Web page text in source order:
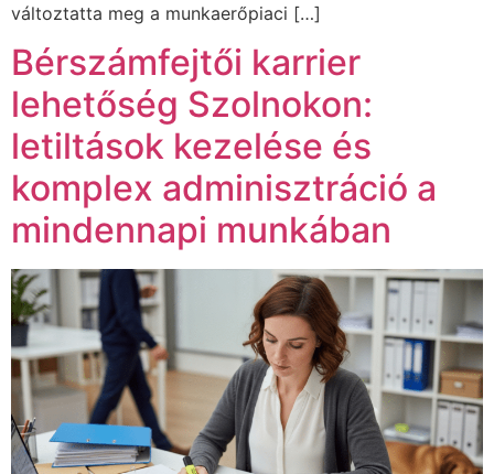
változtatta meg a munkaerőpiaci […]
Bérszámfejtői karrier
lehetőség Szolnokon:
letiltások kezelése és
komplex adminisztráció a
mindennapi munkában